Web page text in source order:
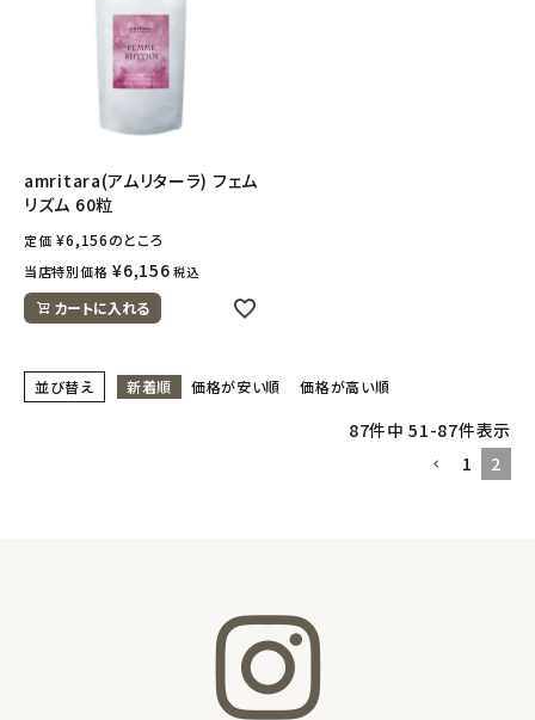
amritara(アムリターラ) フェム
リズム 60粒
定価 ¥6,156のところ
当店特別価格 ¥6,156 税込
カートに入れる
並び替え 新着順 価格が安い順 価格が高い順
87件中 51-87件表示
1
2